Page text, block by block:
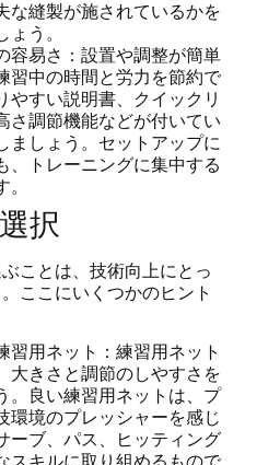
な縫製が施されているかを
ょう。
容易さ：設置や調整が簡単
習中の時間と労力を節約で
やすい説明書、クイックリ
さ調節機能などが付いてい
ましょう。セットアップに
、トレーニングに集中する
。
択
ことは、技術向上にとっ
ここにいくつかのヒント
習用ネット：練習用ネット
大きさと調節のしやすさを
。良い練習用ネットは、プ
環境のプレッシャーを感じ
ーブ、パス、ヒッティング
スキルに取り組めるもので